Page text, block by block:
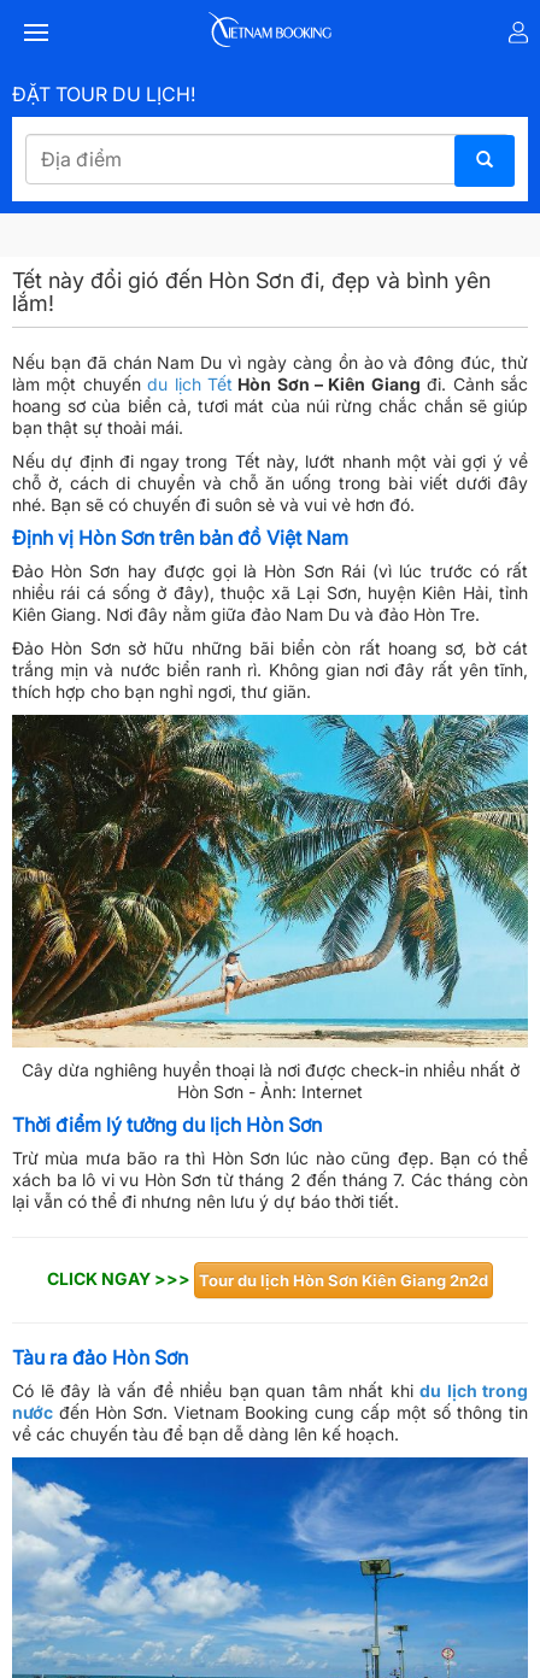
ĐẶT TOUR DU LỊCH!
Tết này đổi gió đến Hòn Sơn đi, đẹp và bình yên
lắm!
Nếu bạn đã chán Nam Du vì ngày càng ồn ào và đông đúc, thử
làm một chuyếndu lịch Tết Hòn Sơn – Kiên Giang đi. Cảnh sắc
hoang sơ của biển cả, tươi mát của núi rừng chắc chắn sẽ giúp
bạn thật sự thoải mái.
Nếu dự định đi ngay trong Tết này, lướt nhanh một vài gợi ý về
chỗ ở, cách di chuyển và chỗ ăn uống trong bài viết dưới đây
nhé. Bạn sẽ có chuyến đi suôn sẻ và vui vẻ hơn đó.
Định vị Hòn Sơn trên bản đồ Việt Nam
Đảo Hòn Sơn hay được gọi là Hòn Sơn Rái (vì lúc trước có rất
nhiều rái cá sống ở đây), thuộc xã Lại Sơn, huyện Kiên Hải, tỉnh
Kiên Giang. Nơi đây nằm giữa đảo Nam Du và đảo Hòn Tre.
Đảo Hòn Sơn sở hữu những bãi biển còn rất hoang sơ, bờ cát
trắng mịn và nước biển ranh rì. Không gian nơi đây rất yên tĩnh,
thích hợp cho bạn nghỉ ngơi, thư giãn.
Cây dừa nghiêng huyền thoại là nơi được check-in nhiều nhất ở
Hòn Sơn - Ảnh: Internet
Thời điểm lý tưởng du lịch Hòn Sơn
Trừ mùa mưa bão ra thì Hòn Sơn lúc nào cũng đẹp. Bạn có thể
xách ba lô vi vu Hòn Sơn từ tháng 2 đến tháng 7. Các tháng còn
lại vẫn có thể đi nhưng nên lưu ý dự báo thời tiết.
CLICK NGAY >>> Tour du lịch Hòn Sơn Kiên Giang 2n2d
Tàu ra đảo Hòn Sơn
Có lẽ đây là vấn đề nhiều bạn quan tâm nhất khi du lịch trong
nước đến Hòn Sơn. Vietnam Booking cung cấp một số thông tin
về các chuyến tàu để bạn dễ dàng lên kế hoạch.